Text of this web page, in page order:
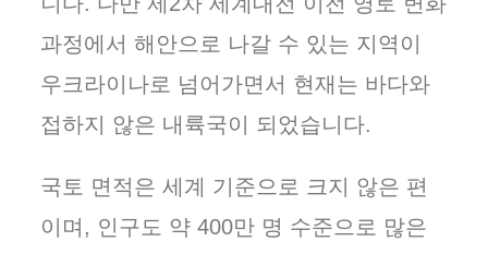
과정에서 해안으로 나갈 수 있는 지역이
우크라이나로 넘어가면서 현재는 바다와
접하지 않은 내륙국이 되었습니다.
국토 면적은 세계 기준으로 크지 않은 편
이며, 인구도 약 400만 명 수준으로 많은